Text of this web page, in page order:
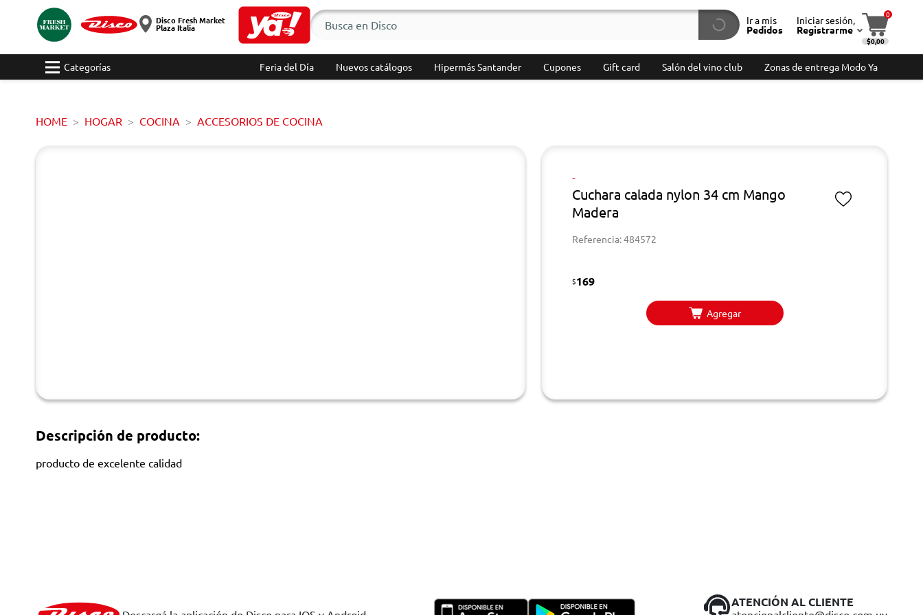
Disco Fresh Market
Plaza Italia
Ir a mis
Pedidos
Iniciar sesión,
Registrarme
0
$0,00
Categorías Feria del Día Nuevos catálogos Hipermás Santander Cupones Gift card Salón del vino club Zonas de entrega Modo Ya
HOME HOGAR COCINA ACCESORIOS DE COCINA
-
Cuchara calada nylon 34 cm Mango
Madera
Referencia: 484572
$169
Agregar
Descripción de producto:
producto de excelente calidad
ATENCIÓN AL CLIENTE